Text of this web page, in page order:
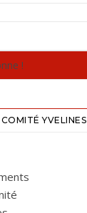
YVELINES